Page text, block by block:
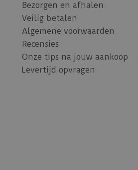
Bezorgen en afhalen
Veilig betalen
Algemene voorwaarden
Recensies
Onze tips na jouw aankoop
Levertijd opvragen